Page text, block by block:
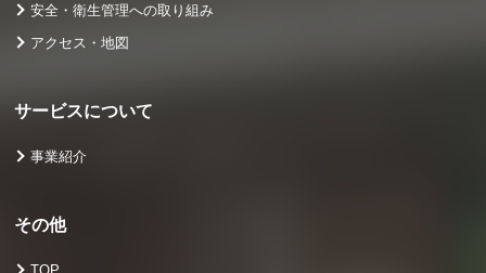
安全・衛生管理への取り組み
アクセス・地図
サービスについて
事業紹介
その他